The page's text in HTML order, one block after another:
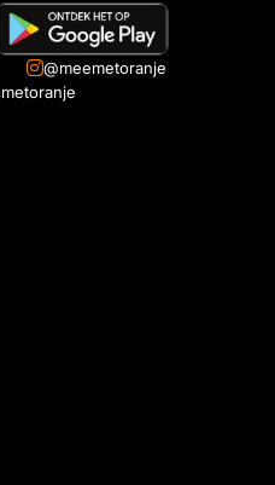
@meemetoranje